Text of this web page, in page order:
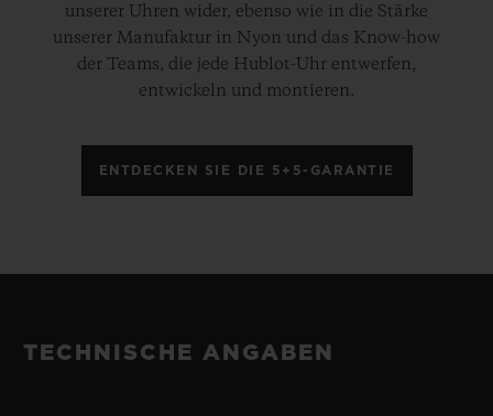
unserer Uhren wider, ebenso wie in die Stärke
unserer Manufaktur in Nyon und das Know-how
der Teams, die jede Hublot-Uhr entwerfen,
entwickeln und montieren.
ENTDECKEN SIE DIE 5+5-GARANTIE
TECHNISCHE ANGABEN